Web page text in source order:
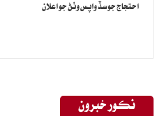
احتجاج جو سڏ واپس وٺڻ جو اعلان
نڪور خبرون